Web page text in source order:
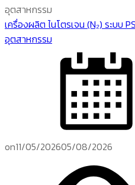
เครื่องผลิต ไนโตรเจน (N₂) ระบบ
อุตสาหกรรม
on11/05/202605/08/2026